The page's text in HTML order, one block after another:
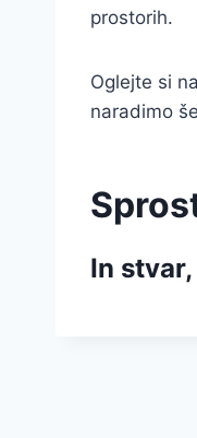
prostorih.
Oglejte si
naradimo
In